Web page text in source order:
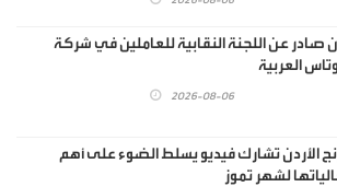
صادر عن اللجنة النقابية للعاملين في شركة
العربية
2026-08-06
الأردن تشارك فيديو يسلط الضوء على أهم
لشهر تموز